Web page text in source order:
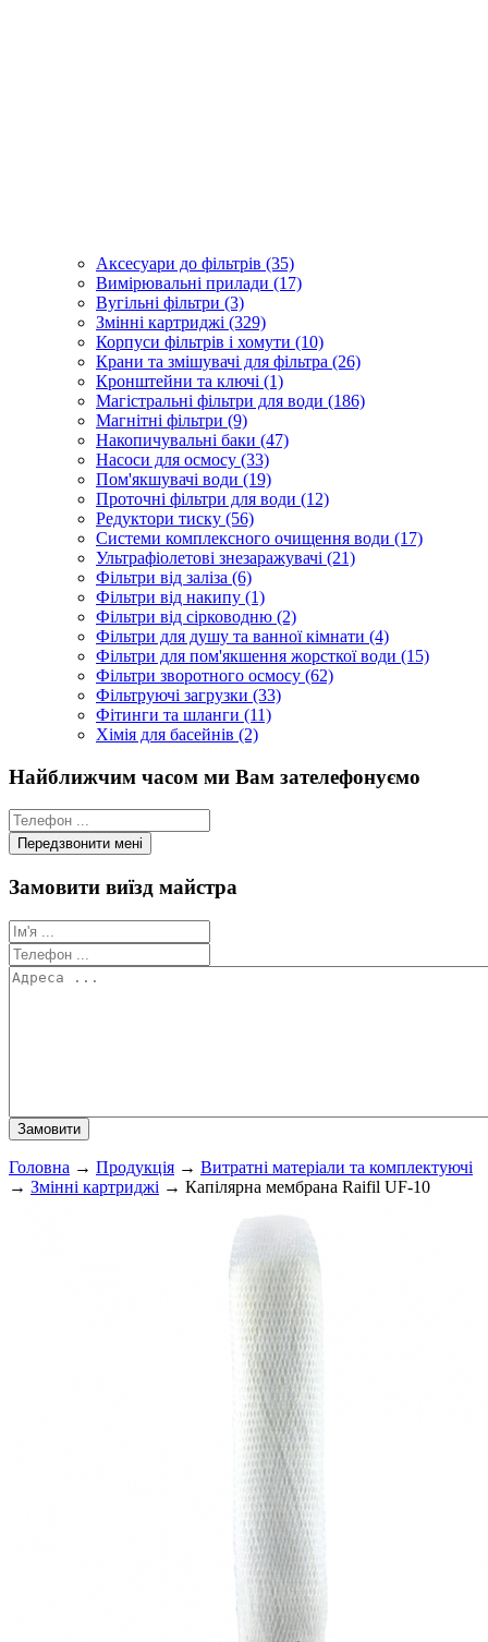
Аксесуари до фільтрів (35)
Вимірювальні прилади (17)
Вугільні фільтри (3)
Змінні картриджі (329)
Корпуси фільтрів і хомути (10)
Крани та змішувачі для фільтра (26)
Кронштейни та ключі (1)
Магістральні фільтри для води (186)
Магнітні фільтри (9)
Накопичувальні баки (47)
Насоси для осмосу (33)
Пом'якшувачі води (19)
Проточні фільтри для води (12)
Редуктори тиску (56)
Системи комплексного очищення води (17)
Ультрафіолетові знезаражувачі (21)
Фільтри від заліза (6)
Фільтри від накипу (1)
Фільтри від сірководню (2)
Фільтри для душу та ванної кімнати (4)
Фільтри для пом'якшення жорсткої води (15)
Фільтри зворотного осмосу (62)
Фільтруючі загрузки (33)
Фітинги та шланги (11)
Хімія для басейнів (2)
Найближчим часом ми Вам зателефонуємо
Замовити виїзд майстра
Головна → Продукція → Витратні матеріали та комплектуючі
→ Змінні картриджі → Капілярна мембрана Raifil UF-10